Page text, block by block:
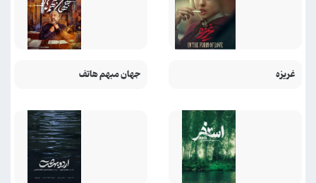
غریزه جهان مبهم هاتف